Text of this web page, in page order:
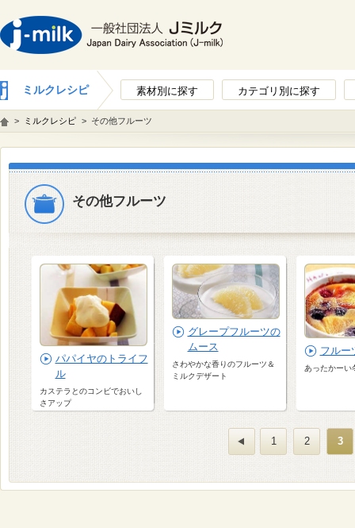
ミルクレシピ 素材別に探す カテゴリ別に探す
> ミルクレシピ > その他フルーツ
その他フルーツ
パパイヤのトライフ
ル
カステラとのコンビでおいし
さアップ
グレープフルーツの
ムース
さわやかな香りのフルーツ＆
ミルクデザート
フルー
あったかーい
1 2 3